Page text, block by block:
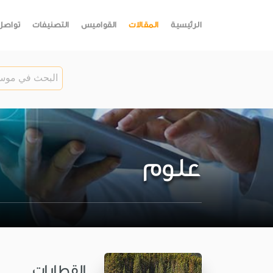
الرئيسية المقالات القواميس التصنيفات
علوم